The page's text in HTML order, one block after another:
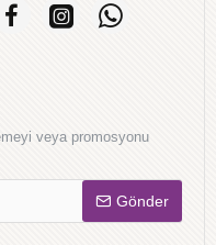
veya promosyonu
Gönder